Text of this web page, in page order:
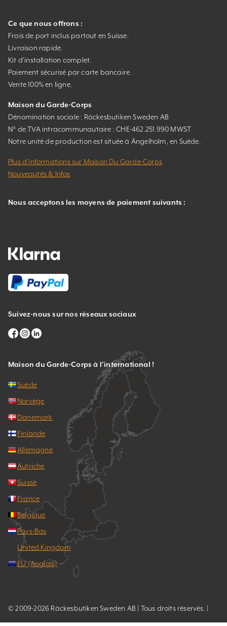
Ce que nous offrons :
Frais de port inclus partout en Suisse.
Livraison rapide.
Kit d’installation complet.
Paiement sécurisé par carte bancaire.
Vente 100% en ligne.
Maison du Garde-Corps
Dénomination sociale : Räckesbutiken Sweden AB
N° de TVA intracommunautaire : CHE-462.251.990 MWST
Notre unité de production est située à Ängelholm, en Suède.
Plus d’informations sur Maison Du Garde-Corps
Nouveautés & Infos
Nous acceptons les moyens de paiement suivants :
Suivez-nous sur nos réseaux sociaux
Maison du Garde-Corps à l’international !
Suède
Norvège
Danemark
Finlande
Allemagne
Autriche
Suisse
France
Belgique
Pays-Bas
United Kingdom
EU (Anglais)
© 2009-2026 Räckesbutiken Sweden AB | Tous droits réservés. |